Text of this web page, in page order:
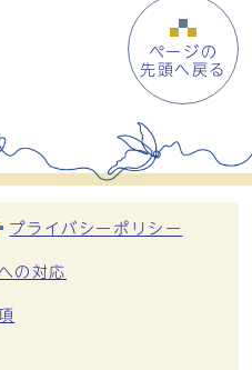
ページの
先頭へ戻る
プライバシーポリシー
の対応